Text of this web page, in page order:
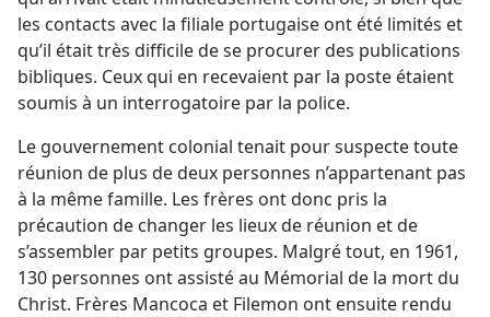
les contacts avec la filiale portugaise ont été limités et
qu’il était très difficile de se procurer des publications
bibliques. Ceux qui en recevaient par la poste étaient
soumis à un interrogatoire par la police.
Le gouvernement colonial tenait pour suspecte toute
réunion de plus de deux personnes n’appartenant pas
à la même famille. Les frères ont donc pris la
précaution de changer les lieux de réunion et de
s’assembler par petits groupes. Malgré tout, en 1961,
130 personnes ont assisté au Mémorial de la mort du
Christ. Frères Mancoca et Filemon ont ensuite rendu